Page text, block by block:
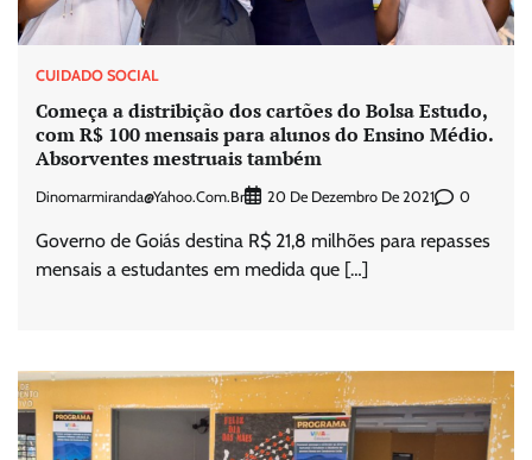
CUIDADO SOCIAL
Começa a distribição dos cartões do Bolsa Estudo,
com R$ 100 mensais para alunos do Ensino Médio.
Absorventes mestruais também
Dinomarmiranda@yahoo.com.br 20 De Dezembro De 2021 0
Governo de Goiás destina R$ 21,8 milhões para repasses
mensais a estudantes em medida que […]